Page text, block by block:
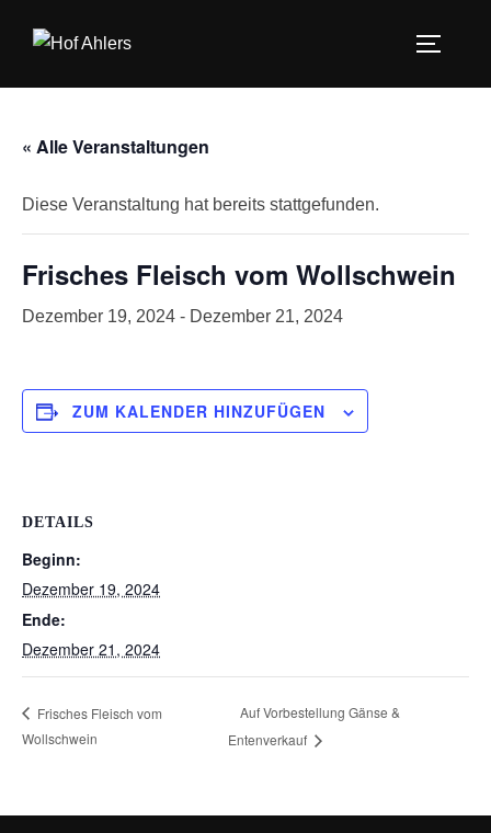
Inhalt
« Alle Veranstaltungen
Diese Veranstaltung hat bereits stattgefunden.
Frisches Fleisch vom Wollschwein
Dezember 19, 2024 - Dezember 21, 2024
ZUM KALENDER HINZUFÜGEN
DETAILS
Beginn:
Dezember 19, 2024
Ende:
Dezember 21, 2024
Frisches Fleisch vom
Wollschwein
Auf Vorbestellung Gänse &
Entenverkauf